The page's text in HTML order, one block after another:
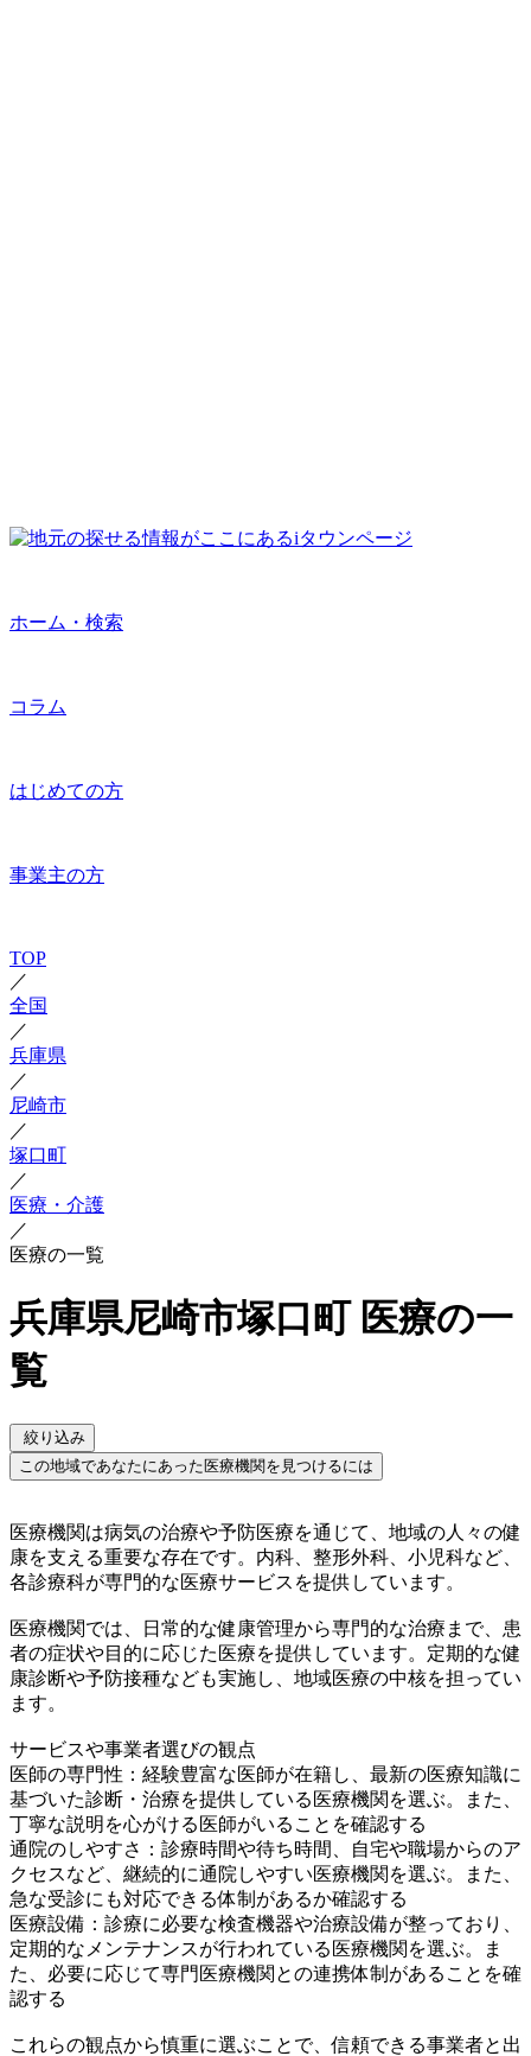
ホーム・検索
コラム
はじめての方
事業主の方
TOP
／
全国
／
兵庫県
／
尼崎市
／
塚口町
／
医療・介護
／
医療の一覧
兵庫県尼崎市塚口町 医療の一
覧
絞り込み
この地域であなたにあった医療機関を見つけるには
医療機関は病気の治療や予防医療を通じて、地域の人々の健
康を支える重要な存在です。内科、整形外科、小児科など、
各診療科が専門的な医療サービスを提供しています。
医療機関では、日常的な健康管理から専門的な治療まで、患
者の症状や目的に応じた医療を提供しています。定期的な健
康診断や予防接種なども実施し、地域医療の中核を担ってい
ます。
サービスや事業者選びの観点
医師の専門性：経験豊富な医師が在籍し、最新の医療知識に
基づいた診断・治療を提供している医療機関を選ぶ。また、
丁寧な説明を心がける医師がいることを確認する
通院のしやすさ：診療時間や待ち時間、自宅や職場からのア
クセスなど、継続的に通院しやすい医療機関を選ぶ。また、
急な受診にも対応できる体制があるか確認する
医療設備：診療に必要な検査機器や治療設備が整っており、
定期的なメンテナンスが行われている医療機関を選ぶ。ま
た、必要に応じて専門医療機関との連携体制があることを確
認する
これらの観点から慎重に選ぶことで、信頼できる事業者と出